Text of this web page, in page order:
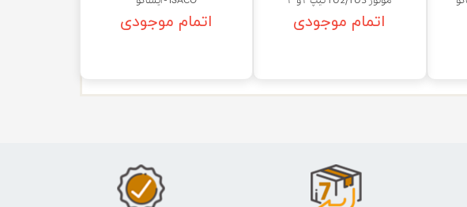
اتمام موجودی اتمام موجودی